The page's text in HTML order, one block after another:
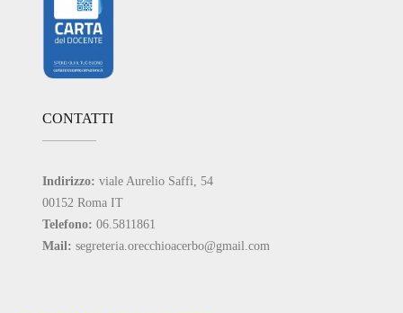
CONTATTI
Indirizzo: viale Aurelio Saffi, 54
00152 Roma IT
Telefono: 06.5811861
Mail: segreteria.orecchioacerbo@gmail.com